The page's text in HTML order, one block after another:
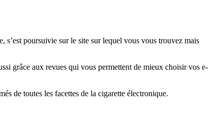
poursuivie sur le site sur lequel vous vous trouvez mais
grâce aux revues qui vous permettent de mieux choisir vos e-
de toutes les facettes de la cigarette électronique.